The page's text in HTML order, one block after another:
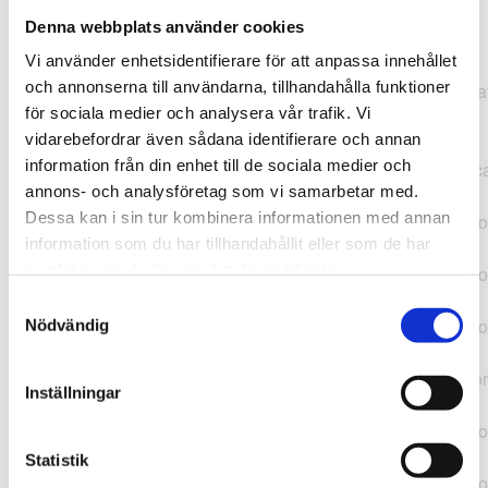
Denna webbplats använder cookies
Vi använder enhetsidentifierare för att anpassa innehållet
och annonserna till användarna, tillhandahålla funktioner
för sociala medier och analysera vår trafik. Vi
vidarebefordrar även sådana identifierare och annan
information från din enhet till de sociala medier och
annons- och analysföretag som vi samarbetar med.
Dessa kan i sin tur kombinera informationen med annan
information som du har tillhandahållit eller som de har
Nödvändig
Inställningar
Statistik
TypeError: "".concat(...).concat(...).replaceAll is not a
function at
https://webshop.pressbyran.se/_next/static/chunks/pages/
b1763451a2186f9e.js:1:11050 at Array.map
(<anonymous>) at K
(https://webshop.pressbyran.se/_next/static/chunks/pages/
b1763451a2186f9e.js:1:10836) at lk
(https://webshop.pressbyran.se/_next/static/chunks/
b241200379730ac0.js:1:129835) at i
(https://webshop.pressbyran.se/_next/static/chunks/
(https://webshop.pressbyran.se/_next/static/chunks/
https://webshop.pressbyran.se/_next/static/chunks/
b241200379730ac0.js:1:167872 at uI
(https://webshop.pressbyran.se/_next/static/chunks/
b241200379730ac0.js:1:167879) at uE
(https://webshop.pressbyran.se/_next/static/chunks/